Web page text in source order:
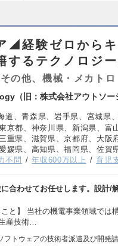
◢経験ゼロから
するテクノロジ
の他、機械・メカトロ
（旧：株式会社アウトソー
道、青森県、岩手県、宮城県
京都、神奈川県、新潟県、富
重県、滋賀県、京都府、大阪
媛県、高知県、福岡県、佐賀
不問 年収600万以上 育児
合わせてお任せします。設計/
と】 当社の機電事業領域では
産技術…
フトウェアの技術者派遣及び開発